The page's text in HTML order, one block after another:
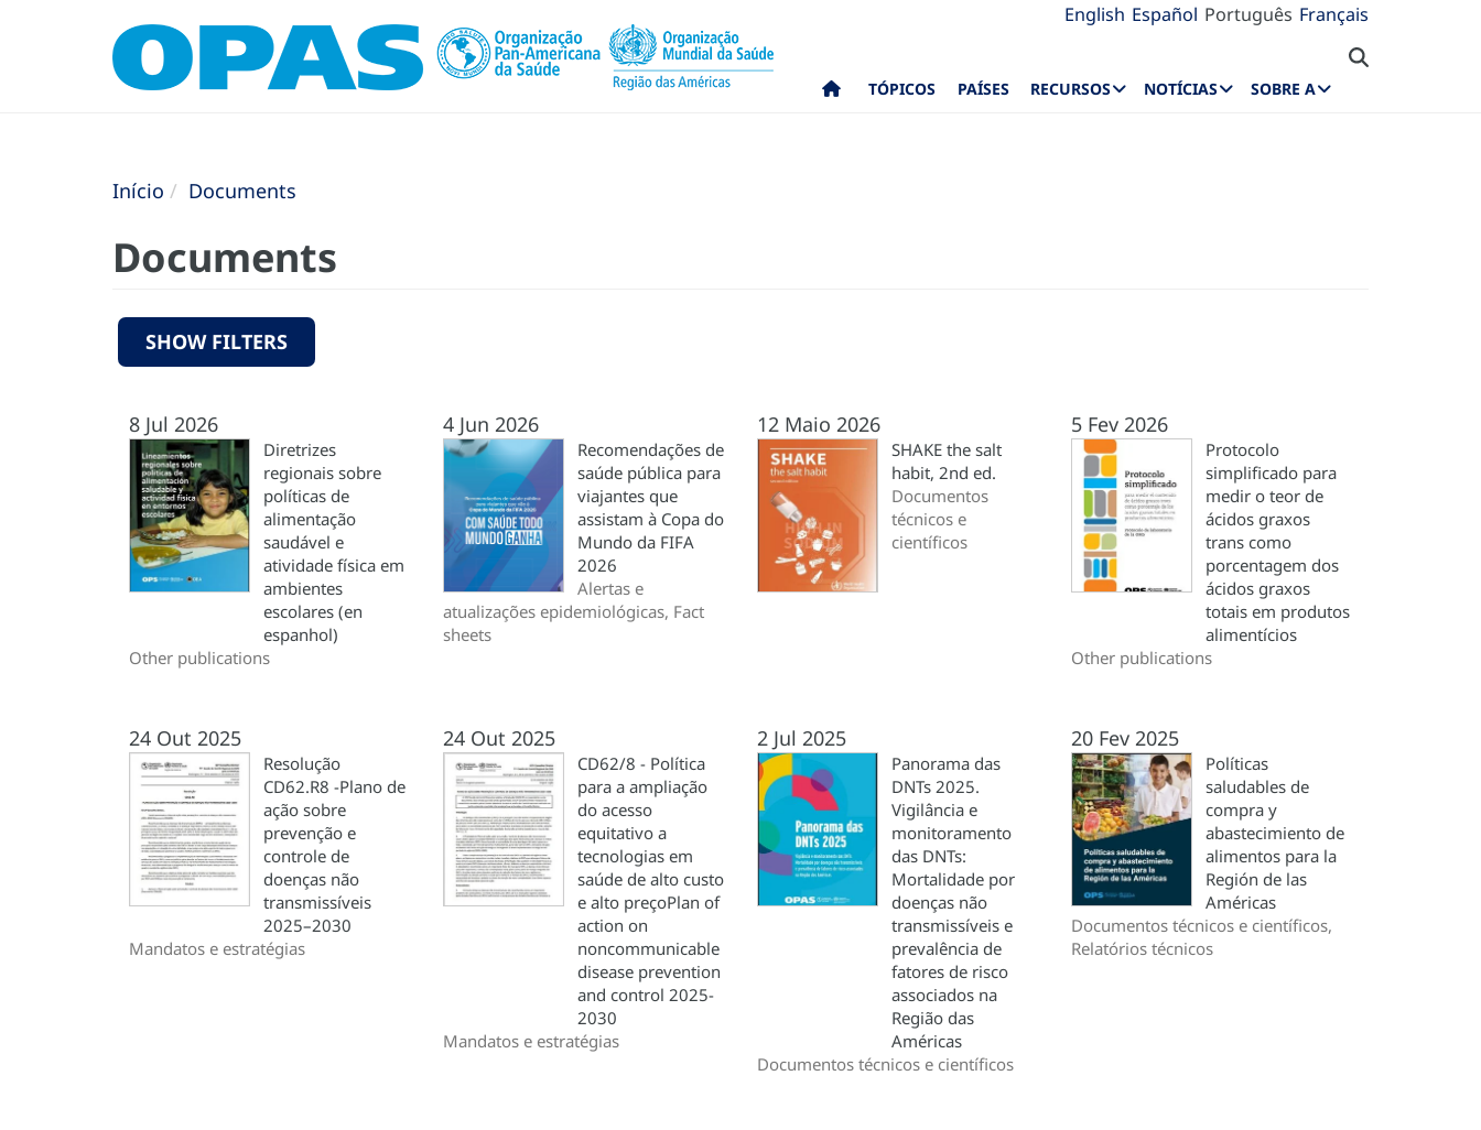
English Español Português Français
TÓPICOS PAÍSES RECURSOS NOTÍCIAS SOBRE A
Início Documents
Documents
SHOW FILTERS
8 Jul 2026
Diretrizes
regionais sobre
políticas de
alimentação
saudável e
atividade física em
ambientes
escolares (en
espanhol)
Other publications
4 Jun 2026
Recomendações de
saúde pública para
viajantes que
assistam à Copa do
Mundo da FIFA
2026
Alertas e
atualizações epidemiológicas, Fact
sheets
12 Maio 2026
SHAKE the salt
habit, 2nd ed.
Documentos
técnicos e
científicos
5 Fev 2026
Protocolo
simplificado para
medir o teor de
ácidos graxos
trans como
porcentagem dos
ácidos graxos
totais em produtos
alimentícios
Other publications
24 Out 2025
Resolução
CD62.R8 -Plano de
ação sobre
prevenção e
controle de
doenças não
transmissíveis
2025–2030
Mandatos e estratégias
24 Out 2025
CD62/8 - Política
para a ampliação
do acesso
equitativo a
tecnologias em
saúde de alto custo
e alto preçoPlan of
action on
noncommunicable
disease prevention
and control 2025-
2030
Mandatos e estratégias
2 Jul 2025
Panorama das
DNTs 2025.
Vigilância e
monitoramento
das DNTs:
Mortalidade por
doenças não
transmissíveis e
prevalência de
fatores de risco
associados na
Região das
Américas
Documentos técnicos e científicos
20 Fev 2025
Políticas
saludables de
compra y
abastecimiento de
alimentos para la
Región de las
Américas
Documentos técnicos e científicos,
Relatórios técnicos